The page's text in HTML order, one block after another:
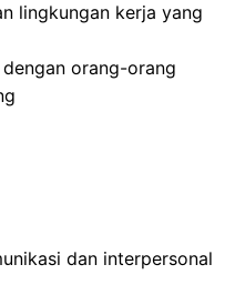
lingkungan kerja yang
orang-orang
dan interpersonal